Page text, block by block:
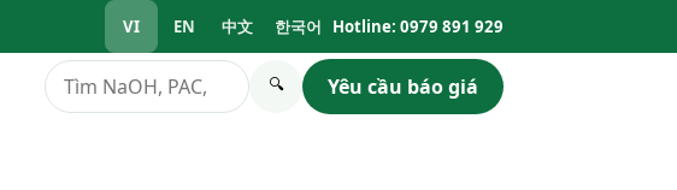
VI EN 中文 한국어 Hotline: 0979 891 929
Tìm kiếm 🔍 Yêu cầu báo giá